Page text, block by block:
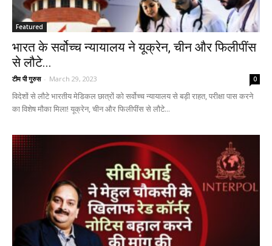
Featured
भारत के सर्वोच्च न्यायालय ने यूक्रेन, चीन और फिलीपींस
से लौटे...
टीम पी गुरुस - March 29, 2023 0
विदेशों से लौटे भारतीय मेडिकल छात्रों को सर्वोच्च न्यायालय से बड़ी राहत, परीक्षा पास करने
का विशेष मौका मिला! यूक्रेन, चीन और फिलीपींस से लौटे...